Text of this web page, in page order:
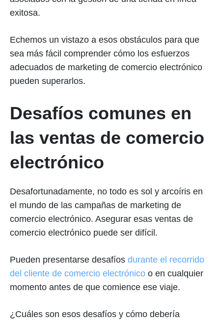
exitosa.
Echemos un vistazo a esos obstáculos para que
sea más fácil comprender cómo los esfuerzos
adecuados de marketing de comercio electrónico
pueden superarlos.
Desafíos comunes en
las ventas de comercio
electrónico
Desafortunadamente, no todo es sol y arcoíris en
el mundo de las campañas de marketing de
comercio electrónico. Asegurar esas ventas de
comercio electrónico puede ser difícil.
Pueden presentarse desafíos durante el recorrido
del cliente de comercio electrónico o en cualquier
momento antes de que comience ese viaje.
¿Cuáles son esos desafíos y cómo debería